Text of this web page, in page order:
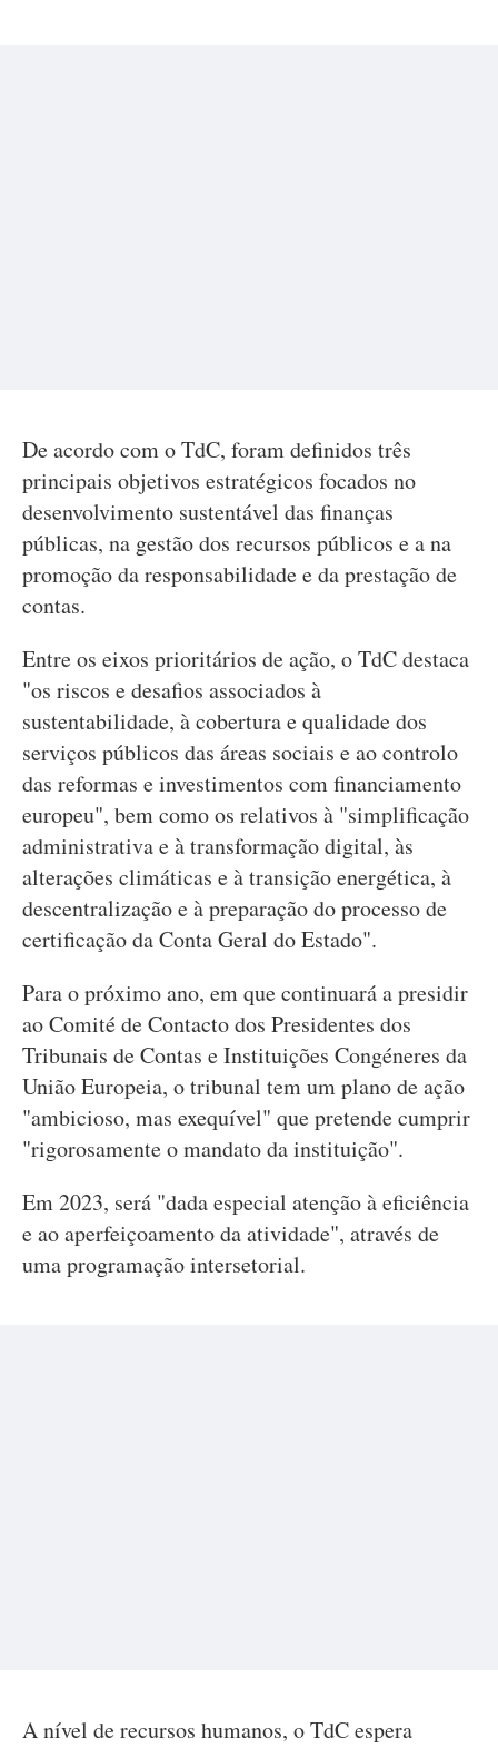
De acordo com o TdC, foram definidos três
principais objetivos estratégicos focados no
desenvolvimento sustentável das finanças
públicas, na gestão dos recursos públicos e a na
promoção da responsabilidade e da prestação de
contas.
Entre os eixos prioritários de ação, o TdC destaca
"os riscos e desafios associados à
sustentabilidade, à cobertura e qualidade dos
serviços públicos das áreas sociais e ao controlo
das reformas e investimentos com financiamento
europeu", bem como os relativos à "simplificação
administrativa e à transformação digital, às
alterações climáticas e à transição energética, à
descentralização e à preparação do processo de
certificação da Conta Geral do Estado".
Para o próximo ano, em que continuará a presidir
ao Comité de Contacto dos Presidentes dos
Tribunais de Contas e Instituições Congéneres da
União Europeia, o tribunal tem um plano de ação
"ambicioso, mas exequível" que pretende cumprir
"rigorosamente o mandato da instituição".
Em 2023, será "dada especial atenção à eficiência
e ao aperfeiçoamento da atividade", através de
uma programação intersetorial.
A nível de recursos humanos, o TdC espera